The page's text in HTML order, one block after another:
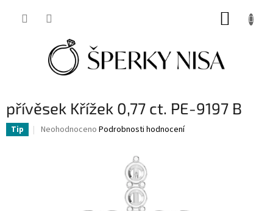
přívěsek Křížek 0,77 ct. PE-9197 B
Tip
Průměrné
Neohodnoceno Podrobnosti hodnocení